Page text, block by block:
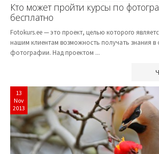
Кто может пройти курсы по
бесплатно
Fotokurs.ee — это проект, целью которого
нашим клиентам возможность получать знания в
фотографии. Над проектом ...
13
Nov
2013